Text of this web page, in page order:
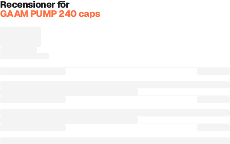
Recensioner för
GAAM PUMP 240 caps